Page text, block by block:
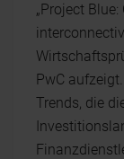
„Project
PwC
Trends, die